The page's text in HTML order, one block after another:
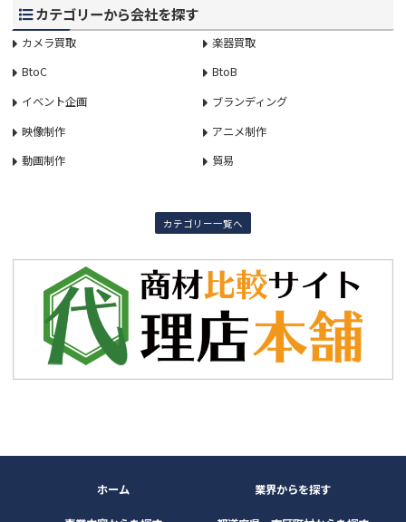
カテゴリーから会社を探す
カメラ買取
楽器買取
BtoC
BtoB
イベント企画
ブランディング
映像制作
アニメ制作
動画制作
貿易
カテゴリー一覧へ
ホーム 業界からを探す